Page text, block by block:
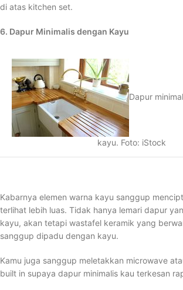
di atas kitchen set.
6. Dapur Minimalis dengan Kayu
Dapur
kayu. Foto: iStock
Kabarnya elemen warna kayu sanggup
terlihat lebih luas. Tidak hanya lemari dapur
kayu, akan tetapi wastafel keramik yang
sanggup dipadu dengan kayu.
Kamu juga sanggup meletakkan microwave
built in supaya dapur minimalis kau terkesan